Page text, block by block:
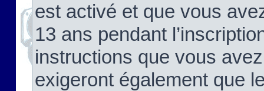
est activé et que vous
13 ans pendant
instructions que vous
exigeront également que